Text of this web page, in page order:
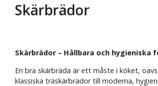
Skärbrädor
Skärbrädor – Hållbara och hygieniska
En bra skärbräda är ett måste i köket,
klassiska träskärbrädor till moderna,